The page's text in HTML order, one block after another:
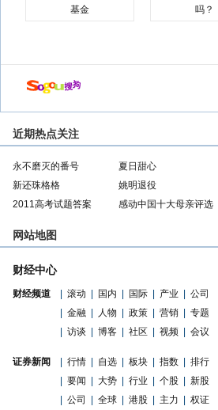
基金
吗？
近期热点关注
永不磨灭的番号 夏日甜心
新还珠格格
姚明退役
2011高考试题答案
感动中国十大母亲评选
网站地图
财经中心
财经频道 滚动 国内 国际 产业
公司
金融 人物 政策 营销
专题
访谈 博客 社区 视频 会议
证券新闻 行情 自选 板块 指数
排行
要闻 大势 行业 个股
新股
公司 全球 港股 主力 权证